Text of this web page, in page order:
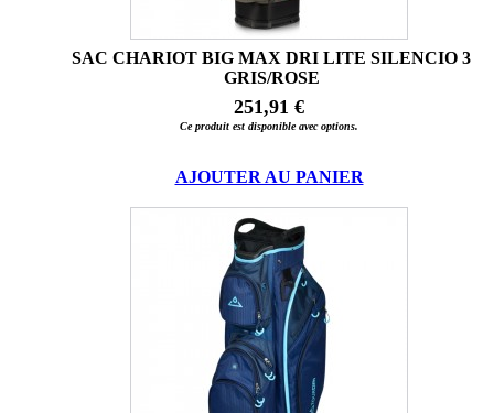
SAC CHARIOT BIG MAX DRI LITE SILENCIO 3
GRIS/ROSE
251,91 €
Ce produit est disponible avec options.
AJOUTER AU PANIER